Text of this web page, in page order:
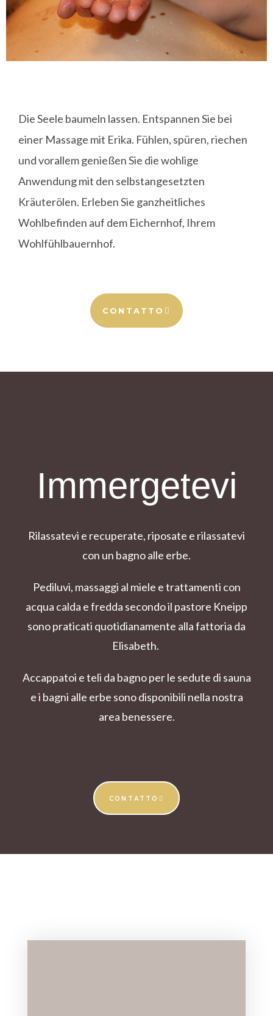
Die Seele baumeln lassen. Entspannen Sie bei
einer Massage mit Erika. Fühlen, spüren, riechen
und vorallem genießen Sie die wohlige
Anwendung mit den selbstangesetzten
Kräuterölen. Erleben Sie ganzheitliches
Wohlbefinden auf dem Eichernhof, Ihrem
Wohlfühlbauernhof.
CONTATTO
Immergetevi
Rilassatevi e recuperate, riposate e rilassatevi
con un bagno alle erbe.
Pediluvi, massaggi al miele e trattamenti con
acqua calda e fredda secondo il pastore Kneipp
sono praticati quotidianamente alla fattoria da
Elisabeth.
Accappatoi e teli da bagno per le sedute di sauna
e i bagni alle erbe sono disponibili nella nostra
area benessere.
CONTATTO